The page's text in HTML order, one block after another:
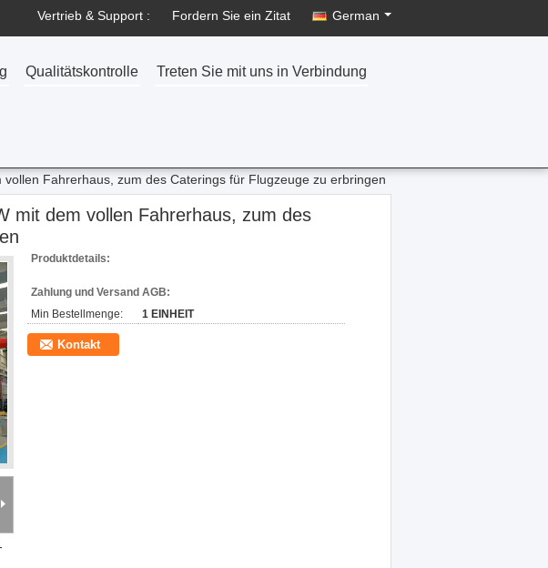
Vertrieb & Support : Fordern Sie ein Zitat German
Qualitätskontrolle Treten Sie mit uns in Verbindung
Fahrerhaus, zum des Caterings für Flugzeuge zu erbringen
mit dem vollen Fahrerhaus, zum des
Produktdetails:
Zahlung und Versand AGB:
Min Bestellmenge:
1 EINHEIT
Kontakt